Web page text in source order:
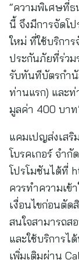
“ความพิเศษที่ธ
นี้ จึงมีการจัดโ
ใหม่ ที่ใช้บริกา
ประกันภัยที่ร่วม
รับทันทีบัตรกำนั
ท่านแรก) และ
มูลค่า 400 บาท
แคมเปญส่งเสริ
โบรคเกอร์ จำกั
โปรโมชันได้ที่
ควรทำความเข้
เงื่อนไขก่อนตัด
สนใจสามารถส
และใช้บริการไ
เพิ่มเติมผ่าน